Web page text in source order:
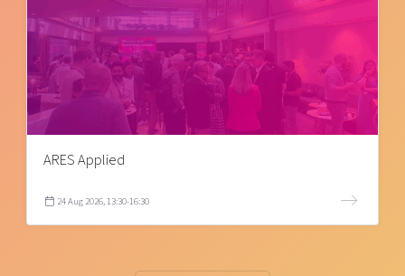
ARES Applied
24 Aug 2026, 13:30-16:30